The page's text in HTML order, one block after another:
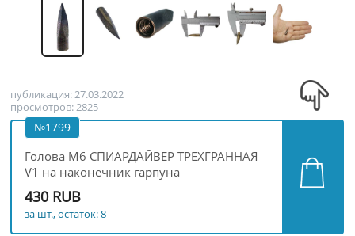
публикация: 27.03.2022
просмотров: 2825
№1799
Голова М6 СПИАРДАЙВЕР ТРЕХГРАННАЯ
V1 на наконечник гарпуна
430 RUB
за шт., остаток: 8